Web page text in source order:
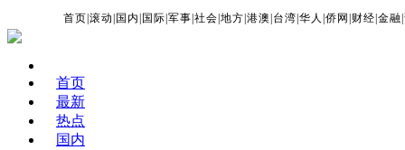
首页 |滚动 国内 国际 |军事 |社会 |地方 |港澳 台湾 |华人 |侨网 财经 |金融 |
首页
最新
热点
国内